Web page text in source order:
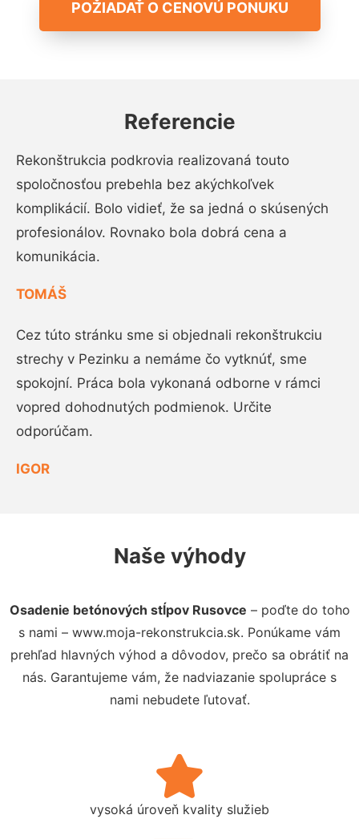
POŽIADAŤ O CENOVÚ PONUKU
Referencie
Rekonštrukcia podkrovia realizovaná touto
spoločnosťou prebehla bez akýchkoľvek
komplikácií. Bolo vidieť, že sa jedná o skúsených
profesionálov. Rovnako bola dobrá cena a
komunikácia.
TOMÁŠ
Cez túto stránku sme si objednali rekonštrukciu
strechy v Pezinku a nemáme čo vytknúť, sme
spokojní. Práca bola vykonaná odborne v rámci
vopred dohodnutých podmienok. Určite
odporúčam.
IGOR
Naše výhody
Osadenie betónových stĺpov Rusovce – poďte do toho
s nami – www.moja-rekonstrukcia.sk. Ponúkame vám
prehľad hlavných výhod a dôvodov, prečo sa obrátiť na
nás. Garantujeme vám, že nadviazanie spolupráce s
nami nebudete ľutovať.
vysoká úroveň kvality služieb